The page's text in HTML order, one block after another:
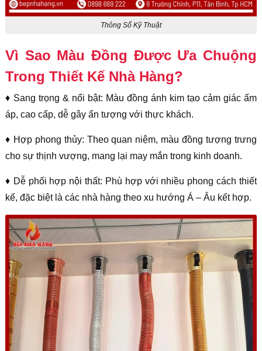
Thông Số Kỹ Thuật
Vì Sao Màu Đồng Được Ưa Chuộng
Trong Thiết Kế Nhà Hàng?
♦ Sang trọng & nổi bật: Màu đồng ánh kim tạo cảm giác ấm
áp, cao cấp, dễ gây ấn tượng với thực khách.
♦ Hợp phong thủy: Theo quan niệm, màu đồng tượng trưng
cho sự thịnh vượng, mang lại may mắn trong kinh doanh.
♦ Dễ phối hợp nội thất: Phù hợp với nhiều phong cách thiết
kế, đặc biệt là các nhà hàng theo xu hướng Á – Âu kết hợp.